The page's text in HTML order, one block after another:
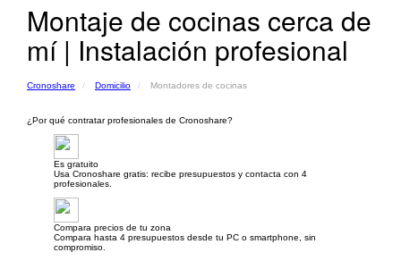
Montaje de cocinas cerca de
mí | Instalación profesional
Cronoshare Domicilio Montadores de cocinas
¿Por qué contratar profesionales de Cronoshare?
Es gratuito
Usa Cronoshare gratis: recibe presupuestos y contacta con 4
profesionales.
Compara precios de tu zona
Compara hasta 4 presupuestos desde tu PC o smartphone, sin
compromiso.